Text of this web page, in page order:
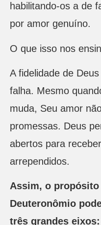
habilitando-os a de
por amor genuíno.
O que isso nos
A fidelidade de
falha. Mesmo
muda, Seu amor
promessas. Deus
abertos para
arrependidos.
Assim, o propósito
Deuteronômio
três grandes eixos: